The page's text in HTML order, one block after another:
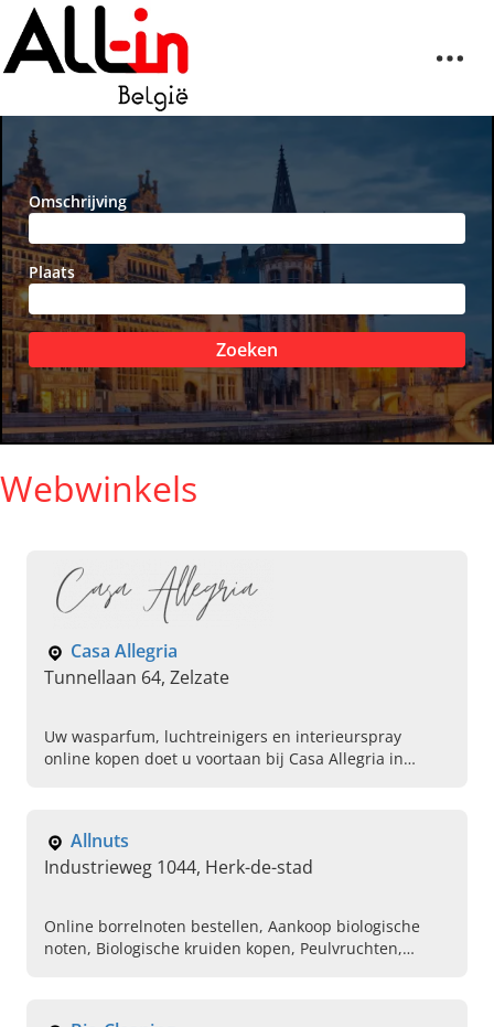
Omschrijving
Plaats
Zoeken
Webwinkels
Casa Allegria
Tunnellaan 64, Zelzate
Uw wasparfum, luchtreinigers en interieurspray
online kopen doet u voortaan bij Casa Allegria in
Allnuts
Industrieweg 1044, Herk-de-stad
Online borrelnoten bestellen, Aankoop biologische
noten, Biologische kruiden kopen, Peulvruchten,